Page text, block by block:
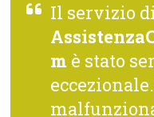
Il servizio
m è stato